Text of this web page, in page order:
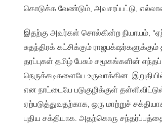
கொடுக்க வேண்டும், அவசரப்பட்டு,
இதற்கு அவர்கள் சொல்கின்ற நியாயம்,
சுதந்திரக் கட்சிக்கும்
தரப்புகள் தமிழ் பேசும் சமூகங்களின்
நெருக்கடிகளையே உருவாக்கின.
என நாட்டையே படுகுழிக்குள்
ஏற்படுத்துவதற்காக, ஒரு மாற்றுச்
புதிய சக்தியாக. அதற்கொரு